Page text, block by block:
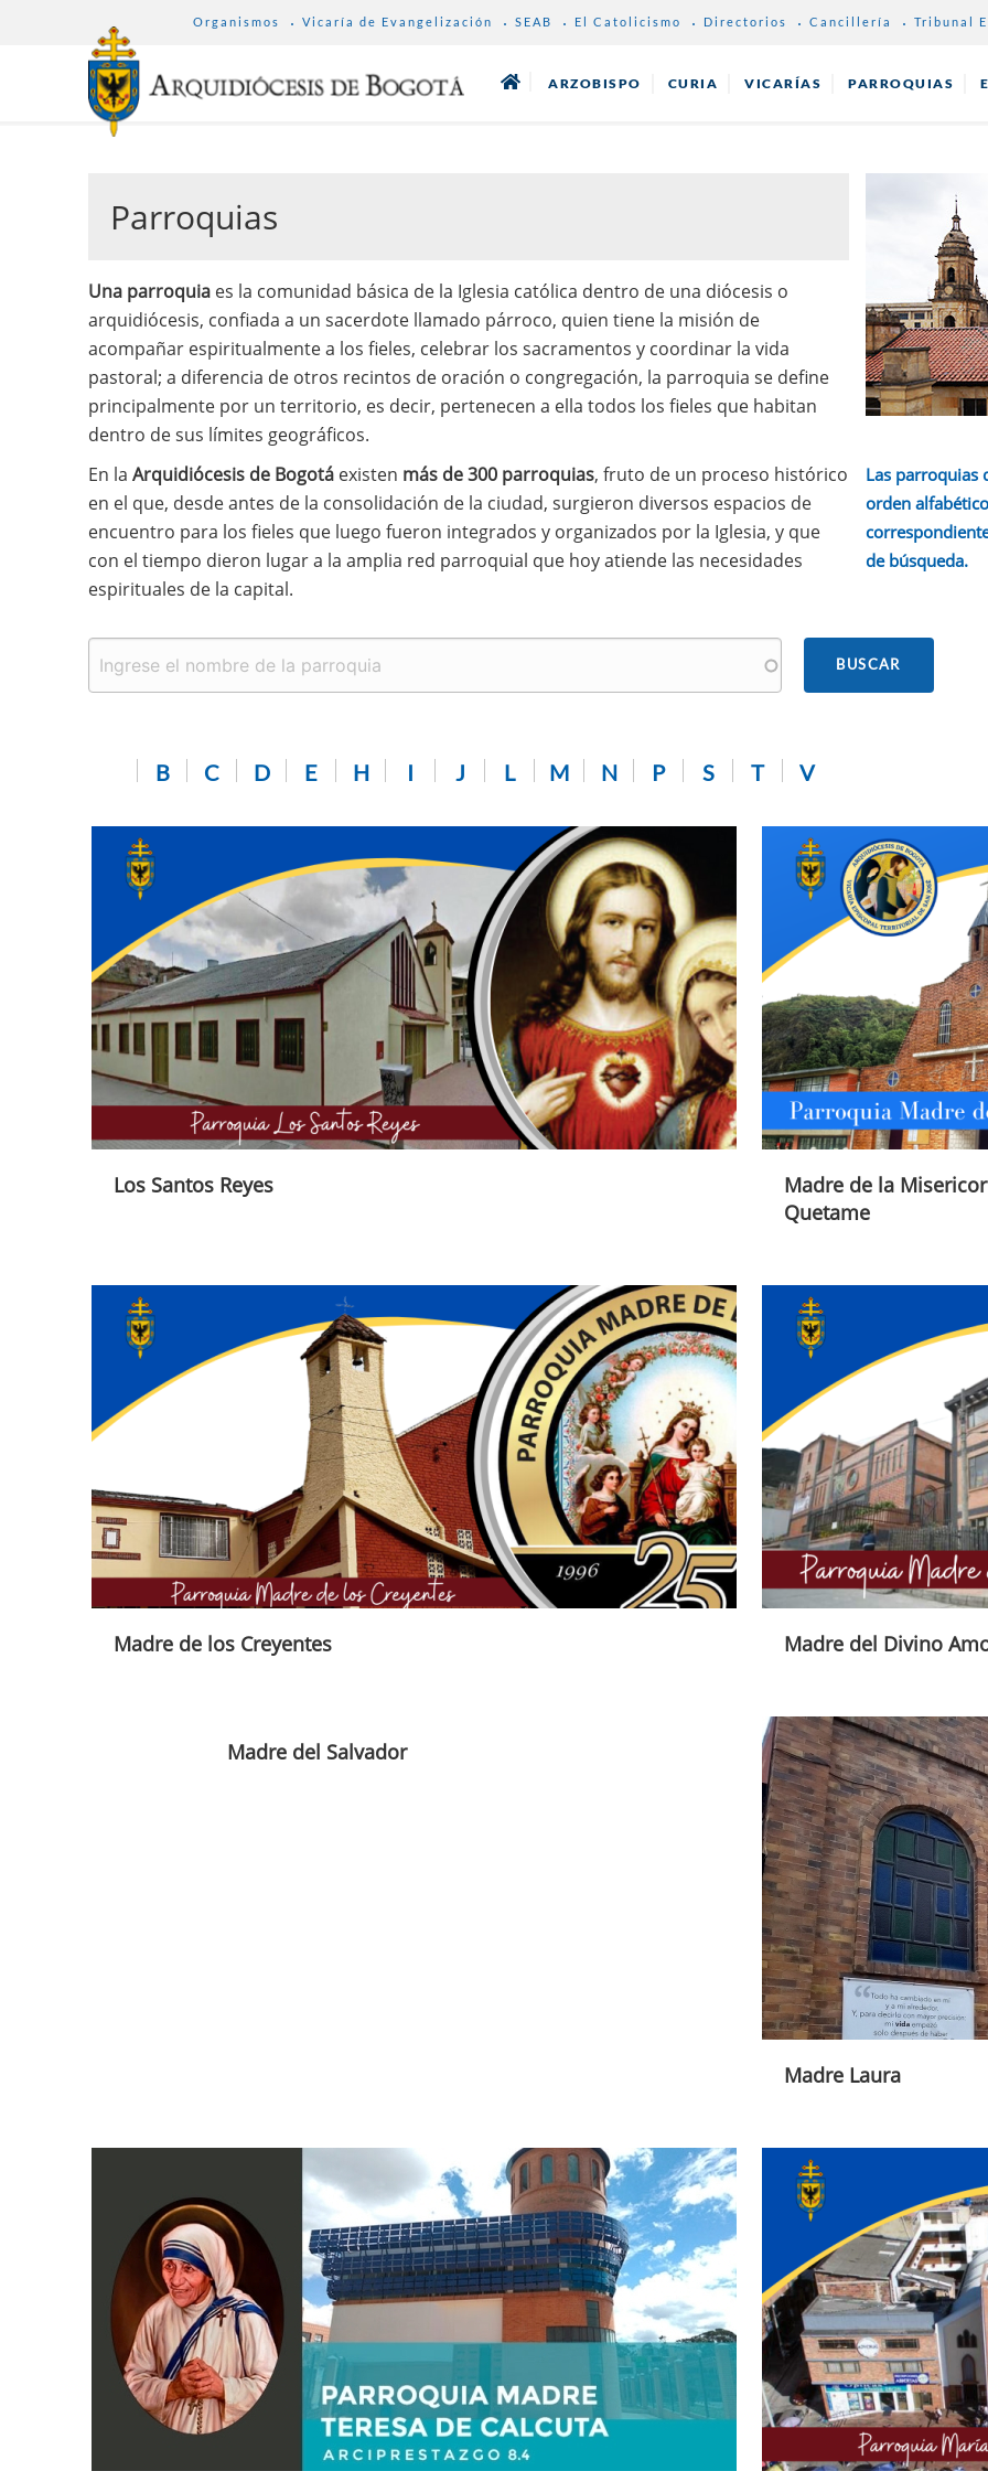
MENU
Organismos Vicaría de Evangelización SEAB El Catolicismo Directorios Cancillería Tribunal
ARZOBISPO CURIA VICARÍAS PARROQUIAS
Parroquias
Una parroquia es la comunidad básica de la Iglesia católica dentro de una diócesis o
arquidiócesis, confiada a un sacerdote llamado párroco, quien tiene la misión de
acompañar espiritualmente a los fieles, celebrar los sacramentos y coordinar la vida
pastoral; a diferencia de otros recintos de oración o congregación, la parroquia se define
principalmente por un territorio, es decir, pertenecen a ella todos los fieles que habitan
dentro de sus límites geográficos.
En la Arquidiócesis de Bogotáexisten más de 300 parroquias, fruto de un proceso histórico
en el que, desde antes de la consolidación de la ciudad, surgieron diversos espacios de
encuentro para los fieles que luego fueron integrados y organizados por la Iglesia, y que
con el tiempo dieron lugar a la amplia red parroquial que hoy atiende las necesidades
espirituales de la capital.
Las parroquias
orden
de búsqueda.
B C D E H I J L M N P S T V
Los Santos Reyes
Madre de la
Quetame
Madre de los Creyentes Madre del Divino
Madre del Salvador
Madre Laura